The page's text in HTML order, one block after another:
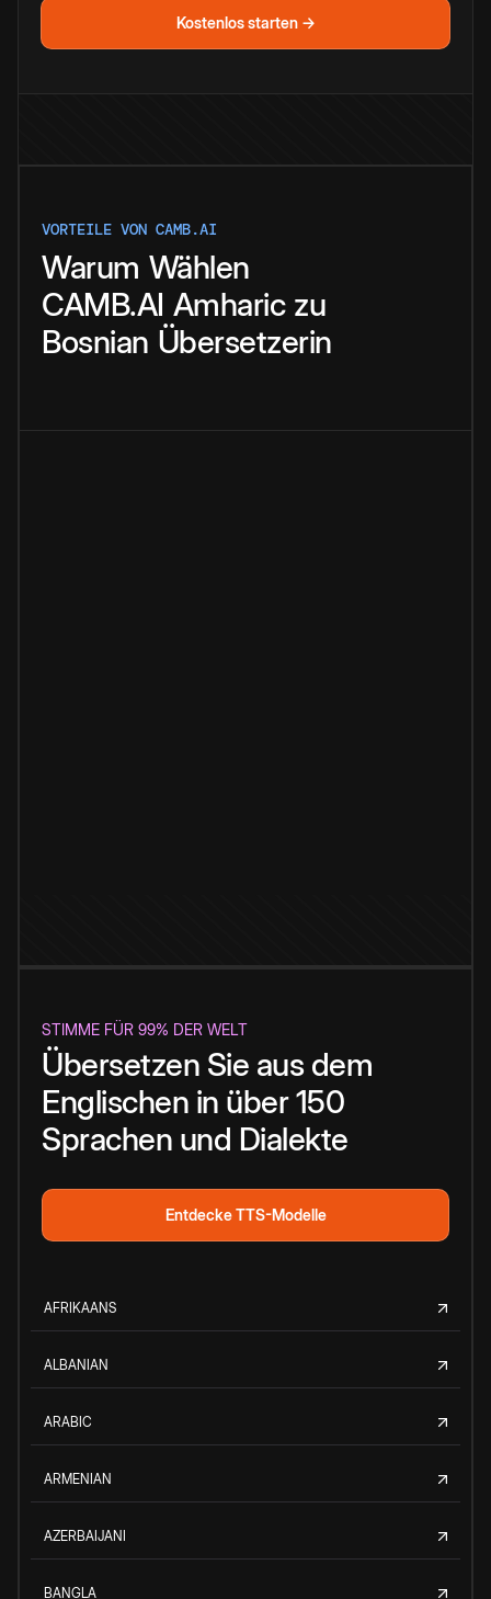
Kostenlos starten →
VORTEILE VON CAMB.AI
Warum Wählen
CAMB.AI Amharic zu
Bosnian Übersetzerin
STIMME FÜR 99% DER WELT
Übersetzen Sie aus dem
Englischen in über 150
Sprachen und Dialekte
Entdecke TTS-Modelle
AFRIKAANS
ALBANIAN
ARABIC
ARMENIAN
AZERBAIJANI
BANGLA